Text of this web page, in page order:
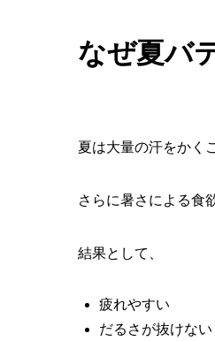
なぜ夏バ
夏は大量の汗をかく
さらに暑さによる食
結果として、
疲れやすい
だるさが抜けない